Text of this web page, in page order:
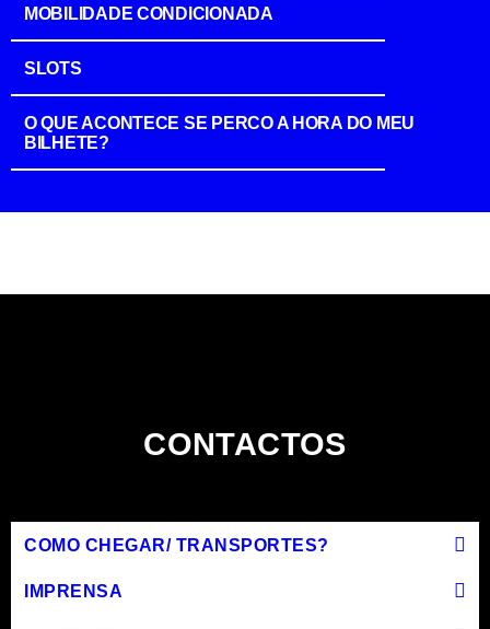
MOBILIDADE CONDICIONADA
SLOTS
O QUE ACONTECE SE PERCO A HORA DO MEU
BILHETE?
CONTACTOS
COMO CHEGAR/ TRANSPORTES?
IMPRENSA